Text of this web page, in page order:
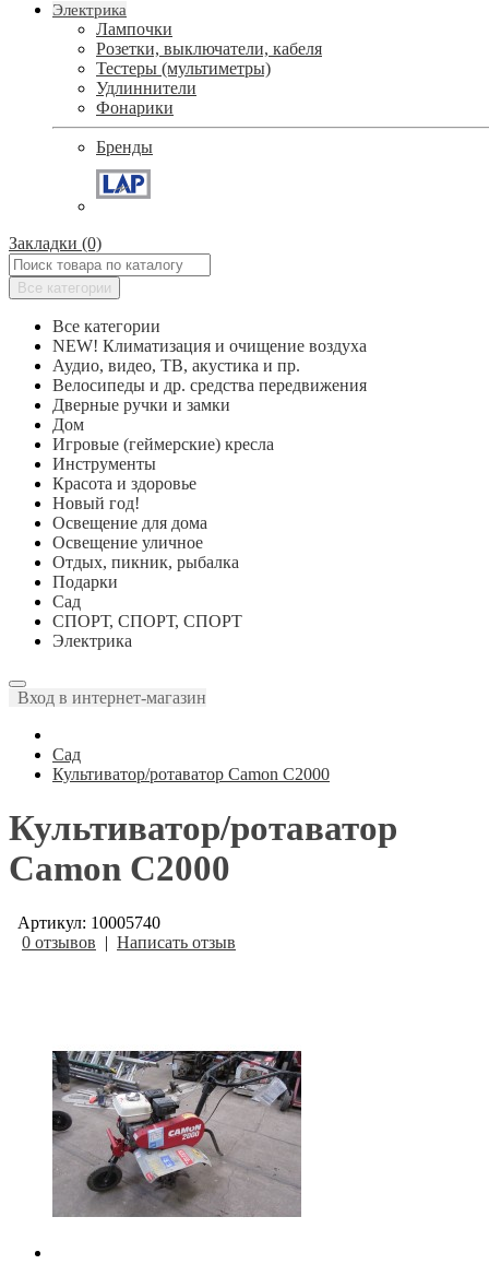
Электрика
Лампочки
Розетки, выключатели, кабеля
Тестеры (мультиметры)
Удлиннители
Фонарики
Бренды
Закладки (0)
Все категории
Все категории
NEW! Климатизация и очищение воздуха
Аудио, видео, ТВ, акустика и пр.
Велосипеды и др. средства передвижения
Дверные ручки и замки
Дом
Игровые (геймерские) кресла
Инструменты
Красота и здоровье
Новый год!
Освещение для дома
Освещение уличное
Отдых, пикник, рыбалка
Подарки
Сад
СПОРТ, СПОРТ, СПОРТ
Электрика
Вход в интернет-магазин
Сад
Культиватор/ротаватор Camon C2000
Культиватор/ротаватор
Camon C2000
Артикул: 10005740
0 отзывов | Написать отзыв